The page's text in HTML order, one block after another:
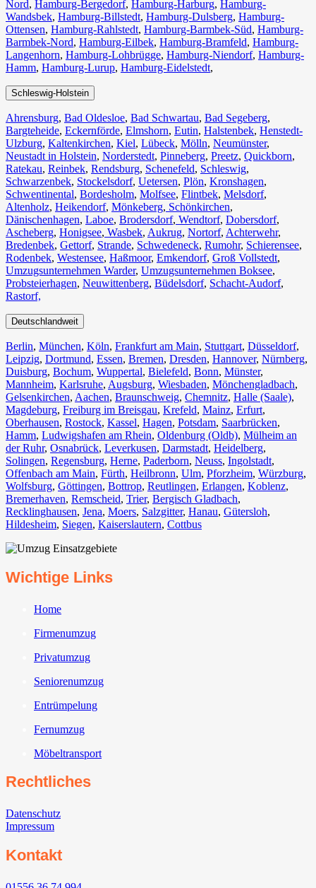
Nord, Hamburg-Bergedorf, Hamburg-Harburg, Hamburg-
Wandsbek, Hamburg-Billstedt, Hamburg-Dulsberg, Hamburg-
Ottensen, Hamburg-Rahlstedt, Hamburg-Barmbek-Süd, Hamburg-
Barmbek-Nord, Hamburg-Eilbek, Hamburg-Bramfeld, Hamburg-
Langenhorn, Hamburg-Lohbrügge, Hamburg-Niendorf, Hamburg-
Hamm, Hamburg-Lurup, Hamburg-Eidelstedt,
Schleswig-Holstein
Ahrensburg, Bad Oldesloe, Bad Schwartau, Bad Segeberg,
Bargteheide, Eckernförde, Elmshorn, Eutin, Halstenbek, Henstedt-
Ulzburg, Kaltenkirchen, Kiel, Lübeck, Mölln, Neumünster,
Neustadt in Holstein, Norderstedt, Pinneberg, Preetz, Quickborn,
Ratekau, Reinbek, Rendsburg, Schenefeld, Schleswig,
Schwarzenbek, Stockelsdorf, Uetersen, Plön, Kronshagen,
Schwentinental, Bordesholm, Molfsee, Flintbek, Melsdorf,
Altenholz, Heikendorf, Mönkeberg, Schönkirchen,
Dänischenhagen, Laboe, Brodersdorf, Wendtorf, Dobersdorf,
Ascheberg, Honigsee, Wasbek, Aukrug, Nortorf, Achterwehr,
Bredenbek, Gettorf, Strande, Schwedeneck, Rumohr, Schierensee,
Rodenbek, Westensee, Haßmoor, Emkendorf, Groß Vollstedt,
Umzugsunternehmen Warder, Umzugsunternehmen Boksee,
Probsteierhagen, Neuwittenberg, Büdelsdorf, Schacht-Audorf,
Rastorf,
Deutschlandweit
Berlin⁠, München, Köln⁠, Frankfurt am Main, Stuttgart, Düsseldorf,
Leipzig, Dortmund, Essen, Bremen, Dresden, Hannover, Nürnberg,
Duisburg⁠, Bochum, Wuppertal⁠, Bielefeld⁠, Bonn⁠, Münster⁠,
Mannheim, Karlsruhe, Augsburg, Wiesbaden⁠, Mönchengladbach⁠,
Gelsenkirchen⁠, Aachen⁠, Braunschweig, Chemnitz⁠, Halle (Saale)⁠,
Magdeburg, Freiburg im Breisgau⁠, Krefeld⁠, Mainz⁠, Erfurt,
Oberhausen⁠, Rostock⁠, Kassel⁠, Hagen, Potsdam, Saarbrücken⁠,
Hamm, Ludwigshafen am Rhein⁠, Oldenburg (Oldb), Mülheim an
der Ruhr, Osnabrück⁠, Leverkusen, Darmstadt⁠, Heidelberg,
Solingen, Regensburg, Herne⁠, Paderborn, Neuss, Ingolstadt,
Offenbach am Main, Fürth⁠, Heilbronn, Ulm⁠, Pforzheim, Würzburg,
Wolfsburg⁠, Göttingen, Bottrop, Reutlingen, Erlangen⁠, Koblenz,
Bremerhaven⁠, Remscheid, Trier⁠, Bergisch Gladbach,
Recklinghausen, Jena⁠, Moers⁠, Salzgitter⁠, Hanau, Gütersloh,
Hildesheim⁠, Siegen⁠, Kaiserslautern⁠, Cottbus⁠
Wichtige Links
Home
Firmenumzug
Privatumzug
Seniorenumzug
Entrümpelung
Fernumzug
Möbeltransport
Rechtliches
Datenschutz
Impressum
Kontakt